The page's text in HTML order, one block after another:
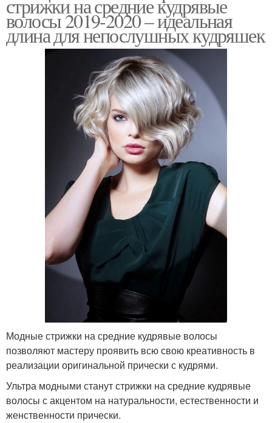
стрижки на средние кудрявые
волосы 2019-2020 – идеальная
длина для непослушных кудряшек
Модные стрижки на средние кудрявые волосы
позволяют мастеру проявить всю свою креативность в
реализации оригинальной прически с кудрями.
Ультра модными станут стрижки на средние кудрявые
волосы с акцентом на натуральности, естественности и
женственности прически.